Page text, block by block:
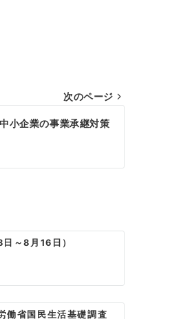
次のページ
小企業の事業承継対策
～8月16日）
省国民生活基礎調査